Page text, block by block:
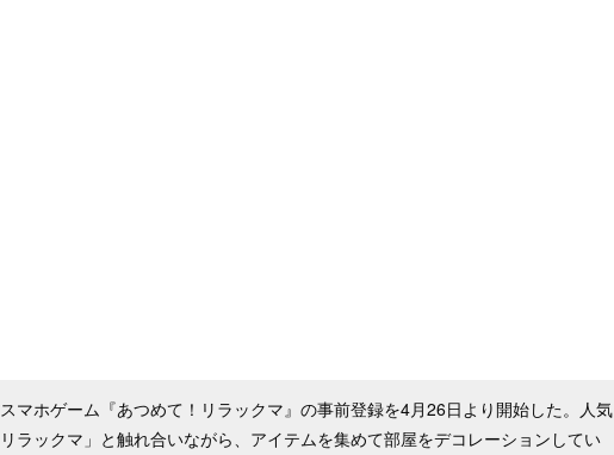
マホゲーム『あつめて！リラックマ』の事前登録を4月26日より開始した。人気
ラックマ」と触れ合いながら、アイテムを集めて部屋をデコレーションしてい